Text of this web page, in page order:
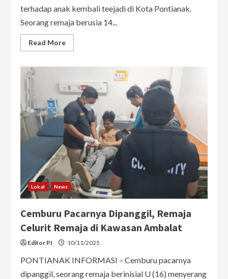
terhadap anak kembali teejadi di Kota Pontianak.
Seorang remaja berusia 14...
Read MoreRead
more
Diserang,
Pria
Pontianak
Bacok
Remaja
14
Tahun
Lokal News
Cemburu Pacarnya Dipanggil, Remaja
Celurit Remaja di Kawasan Ambalat
Editor PI 10/11/2025
PONTIANAK INFORMASI – Cemburu pacarnya
dipanggil, seorang remaja berinisial U (16) menyerang